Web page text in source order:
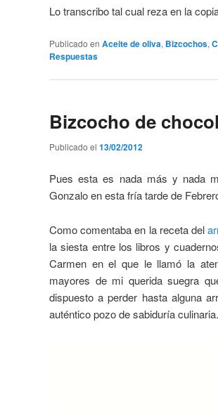
Lo transcribo tal cual reza en la
Publicado en Aceite de oliva, Bizcochos,
Respuestas
Bizcocho de
Publicado el 13/02/2012
Pues esta es nada más y nada
Gonzalo en esta fría tarde de
Como comentaba en la receta del
la siesta entre los libros y
Carmen en el que le llamó la
mayores de mi querida suegra
dispuesto a perder hasta alguna
auténtico pozo de sabiduría culinaria.